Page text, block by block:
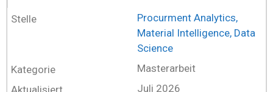
Procurment Analytics,
Material Intelligence, Data
Science
Masterarbeit
Juli 2026